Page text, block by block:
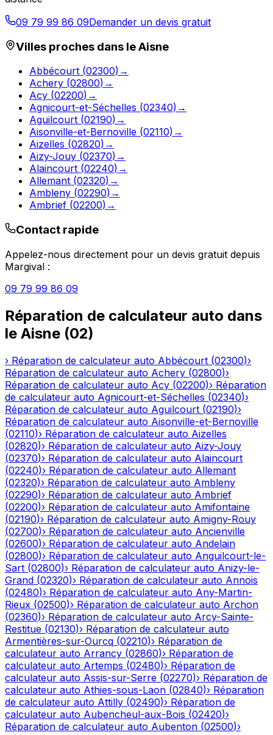
09 79 99 86 09Demander un devis gratuit
Villes proches dans leAisne
Abbécourt (02300) →
Achery (02800) →
Acy (02200) →
Agnicourt-et-Séchelles (02340) →
Aguilcourt (02190) →
Aisonville-et-Bernoville (02110) →
Aizelles (02820) →
Aizy-Jouy (02370) →
Alaincourt (02240) →
Allemant (02320) →
Ambleny (02290) →
Ambrief (02200) →
Contact rapide
Appelez-nous directement pour un devis gratuit depuis
Margival :
09 79 99 86 09
Réparation de calculateur auto dans
le Aisne (02)
› Réparation de calculateur auto Abbécourt (02300)›
Réparation de calculateur auto Achery (02800)›
Réparation de calculateur auto Acy (02200)› Réparation
de calculateur auto Agnicourt-et-Séchelles (02340)›
Réparation de calculateur auto Aguilcourt (02190)›
Réparation de calculateur auto Aisonville-et-Bernoville
(02110)› Réparation de calculateur auto Aizelles
(02820)› Réparation de calculateur auto Aizy-Jouy
(02370)› Réparation de calculateur auto Alaincourt
(02240)› Réparation de calculateur auto Allemant
(02320)› Réparation de calculateur auto Ambleny
(02290)› Réparation de calculateur auto Ambrief
(02200)› Réparation de calculateur auto Amifontaine
(02190)› Réparation de calculateur auto Amigny-Rouy
(02700)› Réparation de calculateur auto Ancienville
(02600)› Réparation de calculateur auto Andelain
(02800)› Réparation de calculateur auto Anguilcourt-le-
Sart (02800)› Réparation de calculateur auto Anizy-le-
Grand (02320)› Réparation de calculateur auto Annois
(02480)› Réparation de calculateur auto Any-Martin-
Rieux (02500)› Réparation de calculateur auto Archon
(02360)› Réparation de calculateur auto Arcy-Sainte-
Restitue (02130)› Réparation de calculateur auto
Armentières-sur-Ourcq (02210)› Réparation de
calculateur auto Arrancy (02860)› Réparation de
calculateur auto Artemps (02480)› Réparation de
calculateur auto Assis-sur-Serre (02270)› Réparation de
calculateur auto Athies-sous-Laon (02840)› Réparation
de calculateur auto Attilly (02490)› Réparation de
calculateur auto Aubencheul-aux-Bois (02420)›
Réparation de calculateur auto Aubenton (02500)›